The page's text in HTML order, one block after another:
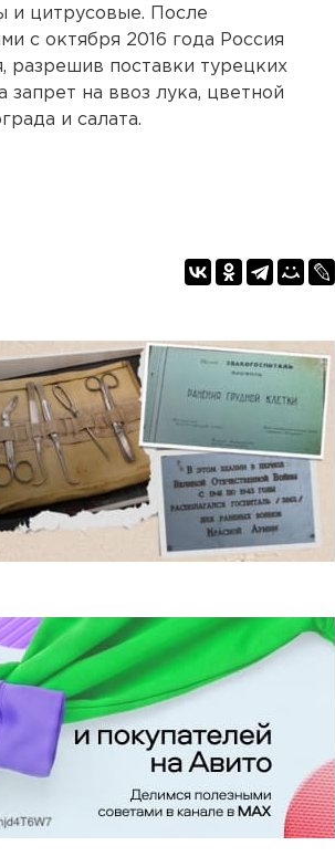
и цитрусовые. После
с октября 2016 года Россия
разрешив поставки турецких
запрет на ввоз лука, цветной
и салата.